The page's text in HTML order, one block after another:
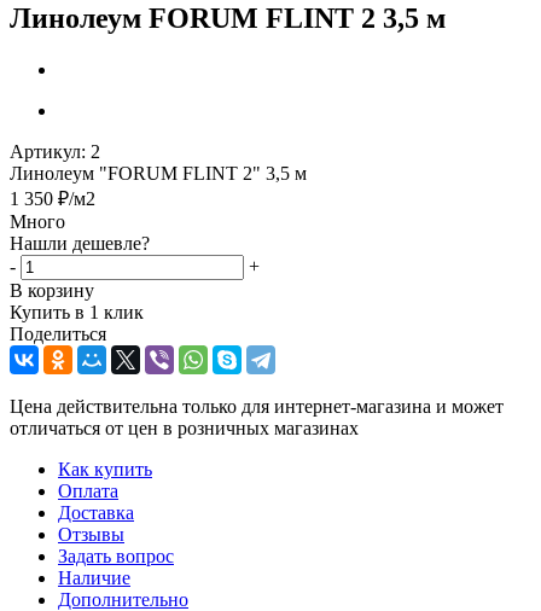
Линолеум FORUM FLINT 2 3,5 м
Артикул: 2
Линолеум "FORUM FLINT 2" 3,5 м
1 350 ₽/м2
Много
Нашли дешевле?
-
+
В корзину
Купить в 1 клик
Поделиться
Цена действительна только для интернет-магазина и может
отличаться от цен в розничных магазинах
Как купить
Оплата
Доставка
Отзывы
Задать вопрос
Наличие
Дополнительно